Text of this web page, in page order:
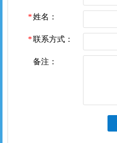
姓名：
联系方式：
备注：